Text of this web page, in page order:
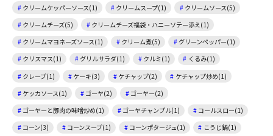
クリームケッパーソース(1)
クリームスープ(1)
クリームソース(5)
クリームチーズ(5)
クリームチーズ福袋・ハニーソテー添え(1)
クリームマヨネーズソース(1)
クリーム煮(5)
グリーンペッパー(1)
クリスマス(1)
グリルサラダ(1) クルミ(1)
くるみ(1)
クレープ(1)
ケーキ(3) ケチャップ(2)
ケチャップ炒め(1)
ケッカソース(1)
ゴーヤ(2)
ゴーヤー(2)
ゴーヤーと豚肉の味噌炒め(1)
ゴーヤチャンプル(1)
コールスロー(1)
コーン(3)
コーンスープ(1) コーンポタージュ(1)
こうじ鍋(1)